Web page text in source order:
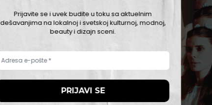
Prijavite se i uvek budite u toku sa aktuelnim
dešavanjima na lokalnoj i svetskoj kulturnoj, modnoj,
beauty i dizajn sceni.